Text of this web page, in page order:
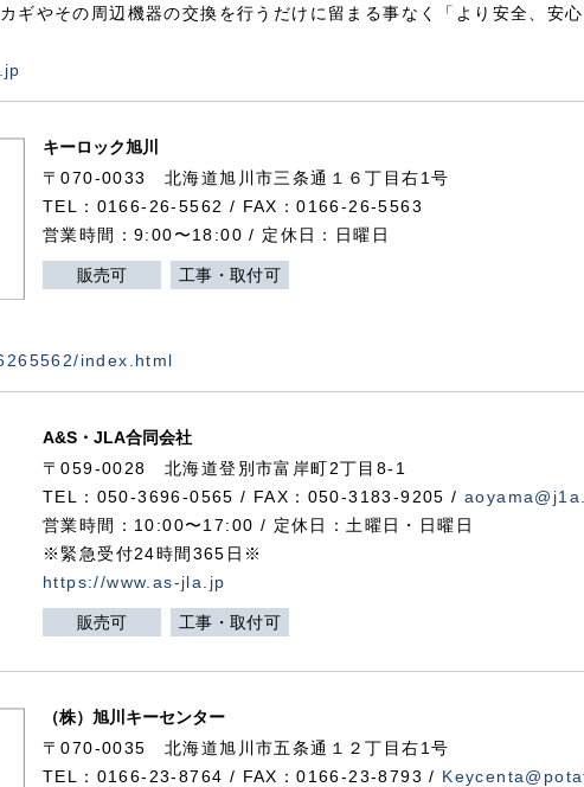
ギやその周辺機器の交換を行うだけに留まる事なく「より安全、安
キーロック旭川
〒070-0033 北海道旭川市三条通１６丁目右1号
TEL：0166-26-5562 / FAX：0166-26-5563
営業時間：9:00〜18:00 / 定休日：日曜日
販売可 工事・取付可
index.html
A&S・JLA合同会社
〒059-0028北海道登別市富岸町2丁目 8-1
TEL：050-3696-0565 / FAX：050-3183-9205 /
営業時間：10:00〜17:00 / 定休日：土曜日・日曜日
※緊急受付24時間365日※
https://www.as-jla.jp
販売可 工事・取付可
（株）旭川キーセンター
〒070-0035 北海道旭川市五条通１２丁目右1号
TEL：0166-23-8764 / FAX：0166-23-8793 /